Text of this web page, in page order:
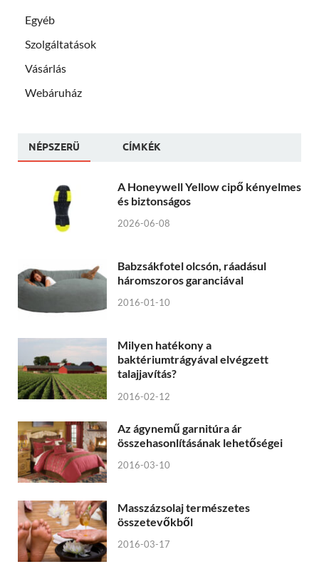
Egyéb
Szolgáltatások
Vásárlás
Webáruház
NÉPSZERÜ CÍMKÉK
A Honeywell Yellow cipő kényelmes
és biztonságos
2026-06-08
Babzsákfotel olcsón, ráadásul
háromszoros garanciával
2016-01-10
Milyen hatékony a
baktériumtrágyával elvégzett
talajjavítás?
2016-02-12
Az ágynemű garnitúra ár
összehasonlításának lehetőségei
2016-03-10
Masszázsolaj természetes
összetevőkből
2016-03-17